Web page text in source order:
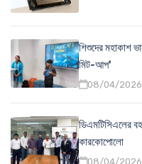
শিশুদের মহাকাশ
মিট-আপ'
08/04/2026
ডিএমটিসিএলের
কারকোপোলো
08/04/2026